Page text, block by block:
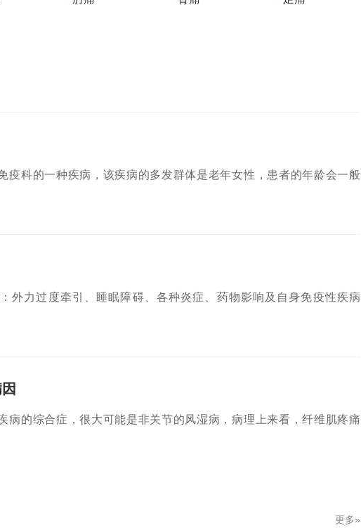
疫科的一种疾病，该疾病的多发群体是老年女性，患者的年龄会一般
外力过度牵引、睡眠障碍、各种炎症、药物影响及自身免疫性疾病
病的综合症，很大可能是非关节的风湿病，病理上来看，纤维肌疼痛
更多»